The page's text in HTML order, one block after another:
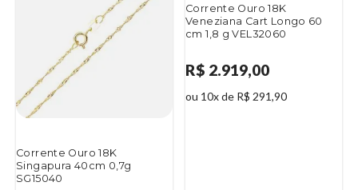
Corrente Ouro 18K
Singapura 40cm 0,7g
SG15040
Corrente Ouro 18K
Veneziana Cart Longo 60
cm 1,8 g VEL32060
R$ 2.919,00
ou 10x de R$ 291,90